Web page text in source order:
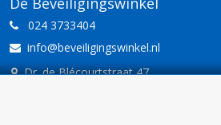
024 3733404
info@beveiligingswinkel.nl
Dr. de Blécourtstraat 47